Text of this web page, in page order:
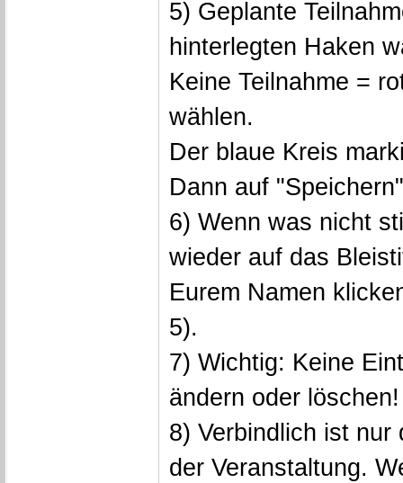
5) Geplante
hinterlegten Haken
Keine Teilnahme =
wählen.
Der blaue Kreis
Dann auf
6) Wenn was nicht
wieder auf das
Eurem Namen
5).
7) Wichtig: Keine
ändern oder
8) Verbindlich ist nur
der Veranstaltung.